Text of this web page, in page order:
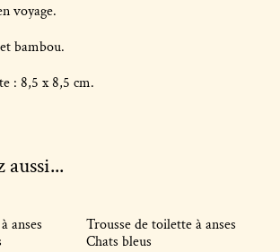
voyage.
bambou.
: 8,5 x 8,5 cm.
aussi...
anses
Trousse de toilette à anses
Chats bleus